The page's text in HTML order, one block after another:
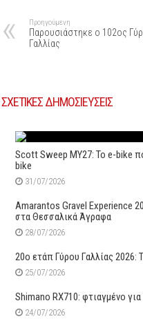
Προηγούμενη
Παρουσιάστηκε ο 102ος
Γαλλίας
ΣΧΕΤΙΚΕΣ ΔΗΜΟΣΙΕΥΣΕΙΣ
Scott Sweep MY27: Το e-bike
bike
31/07/2026
Amarantos Gravel Experience
στα Θεσσαλικά Άγραφα
28/07/2026
20ο ετάπ Γύρου Γαλλίας
25/07/2026
Shimano RX710: φτιαγμένο για
24/07/2026